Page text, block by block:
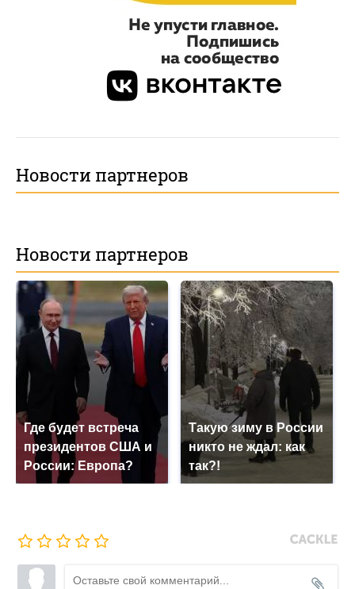
Новости партнеров
Новости партнеров
Где будет встреча
президентов США и
России: Европа?
Такую зиму в России
никто не ждал: как
так?!